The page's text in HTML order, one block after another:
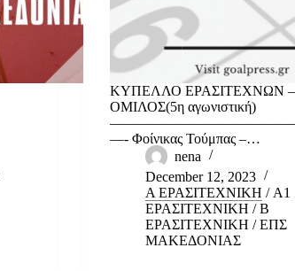
ΚΥΠΕΛΛΟ ΕΡΑΣΙΤΕΧΝΩΝ –
ΟΜΙΛΟΣ(5η αγωνιστική)
—- Φοίνικας Τούμπας –…
nena
December 12, 2023
Α ΕΡΑΣΙΤΕΧΝΙΚΗ / Α1
ΕΡΑΣΙΤΕΧΝΙΚΗ /Β
ΕΡΑΣΙΤΕΧΝΙΚΗ /ΕΠΣ
ΜΑΚΕΔΟΝΙΑΣ